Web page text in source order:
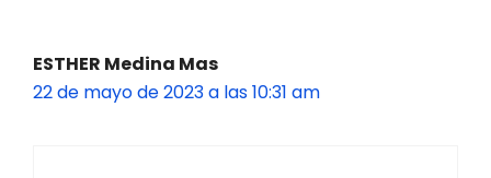
ESTHER Medina Mas
22 de mayo de 2023 a las 10:31 am